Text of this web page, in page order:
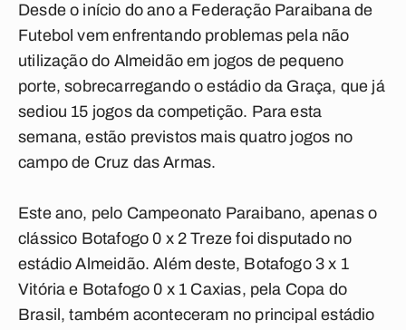
Desde o início do ano a Federação Paraibana de
Futebol vem enfrentando problemas pela não
utilização do Almeidão em jogos de pequeno
porte, sobrecarregando o estádio da Graça, que já
sediou 15 jogos da competição. Para esta
semana, estão previstos mais quatro jogos no
campo de Cruz das Armas.
Este ano, pelo Campeonato Paraibano, apenas o
clássico Botafogo 0 x 2 Treze foi disputado no
estádio Almeidão. Além deste, Botafogo 3 x 1
Vitória e Botafogo 0 x 1 Caxias, pela Copa do
Brasil, também aconteceram no principal estádio